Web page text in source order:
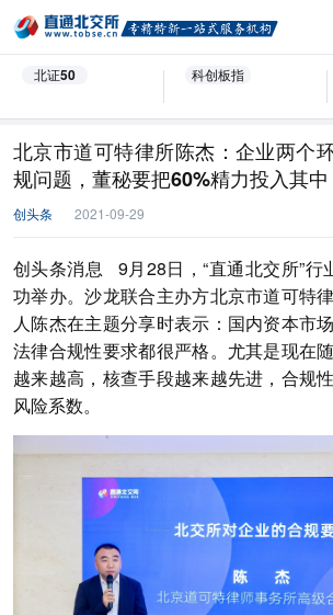
北证50 科创板指
北京市道可特律所陈杰：企业两个
规问题，董秘要把60%精力投入其中
创头条 2021-09-29
创头条消息 9月28日，“直通北交所”行
功举办。沙龙联合主办方北京市道可特
人陈杰在主题分享时表示：国内资本市
法律合规性要求都很严格。尤其是现在
越来越高，核查手段越来越先进，合规
风险系数。